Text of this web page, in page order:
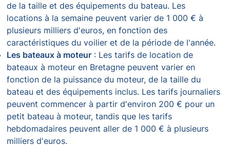
de la taille et des équipements du bateau. Les
locations à la semaine peuvent varier de 1 000 € à
plusieurs milliers d'euros, en fonction des
caractéristiques du voilier et de la période de l'année.
Les bateaux à moteur : Les tarifs de location de
bateaux à moteur en Bretagne peuvent varier en
fonction de la puissance du moteur, de la taille du
bateau et des équipements inclus. Les tarifs journaliers
peuvent commencer à partir d'environ 200 € pour un
petit bateau à moteur, tandis que les tarifs
hebdomadaires peuvent aller de 1 000 € à plusieurs
milliers d'euros.